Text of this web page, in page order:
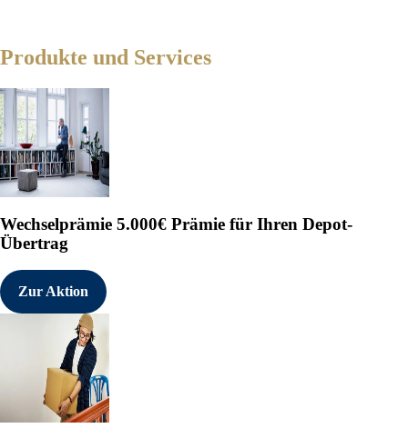
Produkte und Services
Wechselprämie 5.000€ Prämie für Ihren Depot-
Übertrag
Zur Aktion